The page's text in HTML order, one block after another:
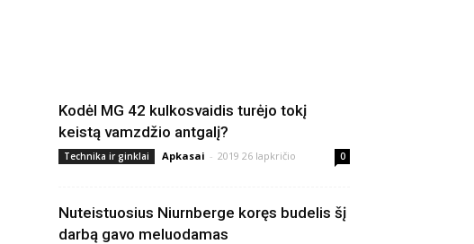
Kodėl MG 42 kulkosvaidis turėjo tokį
keistą vamzdžio antgalį?
Technika ir ginklai Apkasai - 2019 26 lapkričio 0
Nuteistuosius Niurnberge koręs budelis šį
darbą gavo meluodamas